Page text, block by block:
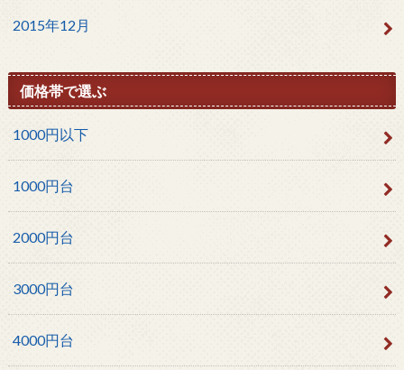
2015年12月
価格帯で選ぶ
1000円以下
1000円台
2000円台
3000円台
4000円台